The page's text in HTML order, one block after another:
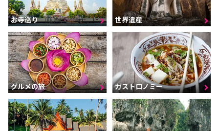
お寺巡り 世界遺産
グルメの旅 ガストロノミー